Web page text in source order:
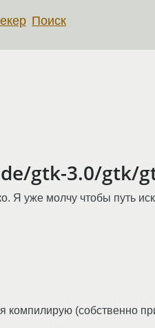
Поиск
gtk-3.0/gtk/
Я уже молчу чтобы путь
компилирую (собственно